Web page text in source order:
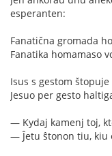
esperanten:
Fanatična gromada
Fanatika homamaso
Isus s gestom
Jesuo per gesto
— Kydaj kamenj toj,
— Ĵetu ŝtonon tiu, kiu